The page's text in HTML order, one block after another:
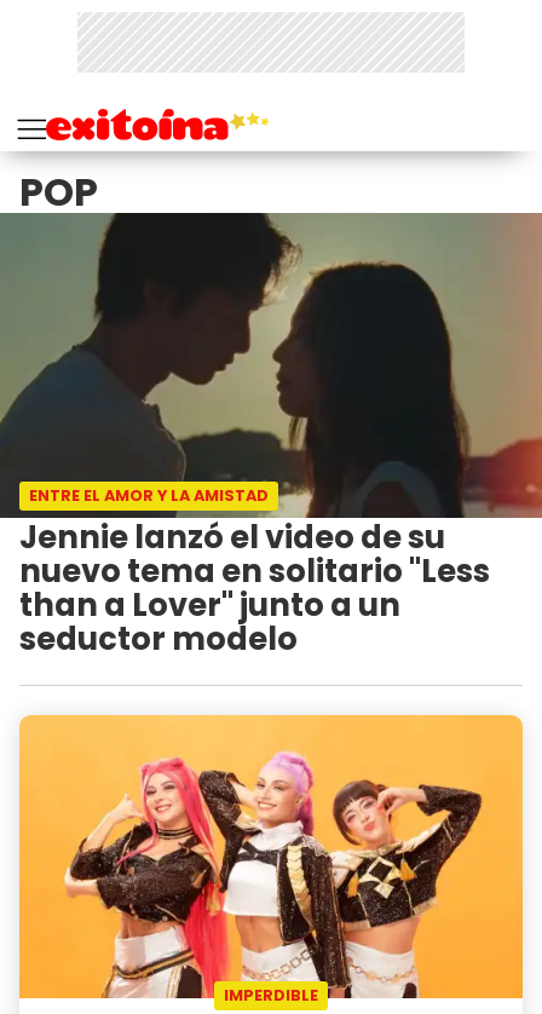
POP
ENTRE EL AMOR Y LA AMISTAD
Jennie lanzó el video de su
nuevo tema en solitario "Less
than a Lover" junto a un
seductor modelo
IMPERDIBLE